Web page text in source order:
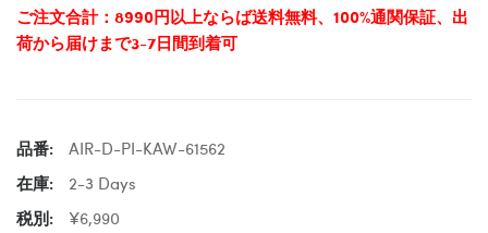
ご注文合計：8990円以上ならば送料無料、100%通関保証、出
荷から届けまで3-7日間到着可
品番:
AIR-D-PI-KAW-61562
在庫:
2-3 Days
税別:
¥6,990